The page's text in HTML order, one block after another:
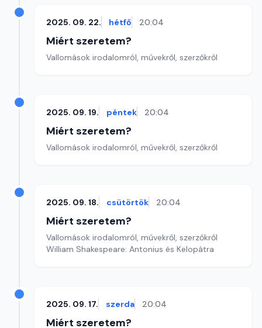
2025. 09. 22. hétfő 20:04
Miért szeretem?
Vallomások irodalomról, művekről, szerzőkről
2025. 09. 19. péntek 20:04
Miért szeretem?
Vallomások irodalomról, művekről, szerzőkről
2025. 09. 18. csütörtök 20:04
Miért szeretem?
Vallomások irodalomról, művekről, szerzőkről
William Shakespeare: Antonius és Kelopátra
2025. 09. 17. szerda 20:04
Miért szeretem?